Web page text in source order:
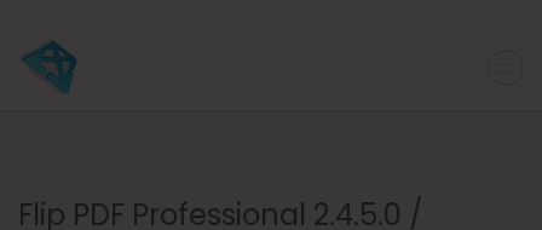
Flip PDF Professional 2.4.5.0 /